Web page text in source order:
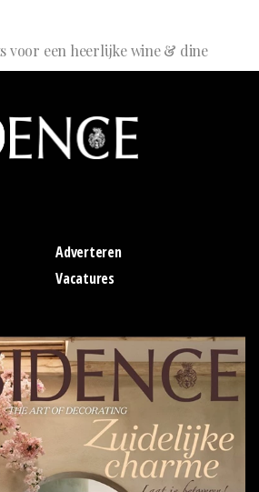
voor een heerlijke wine & dine
Adverteren
Vacatures